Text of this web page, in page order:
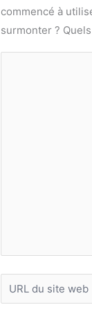
commencé à
surmonter ?